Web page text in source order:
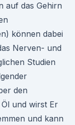
auf das Gehirn
können dabei
Nerven- und
Studien
den
und wirst Er
und kann